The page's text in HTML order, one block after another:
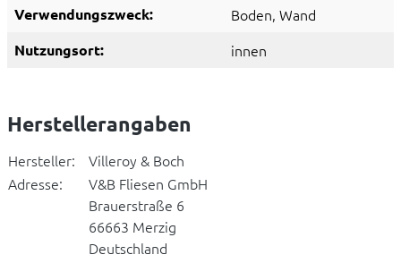
Verwendungszweck: Boden, Wand
Nutzungsort: innen
Herstellerangaben
Hersteller:
Villeroy & Boch
Adresse:
V&B Fliesen GmbH
Brauerstraße 6
66663 Merzig
Deutschland